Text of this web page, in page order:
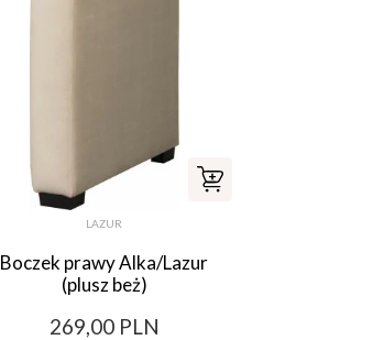
LAZUR
Boczek prawy Alka/Lazur
(plusz beż)
269,00 PLN